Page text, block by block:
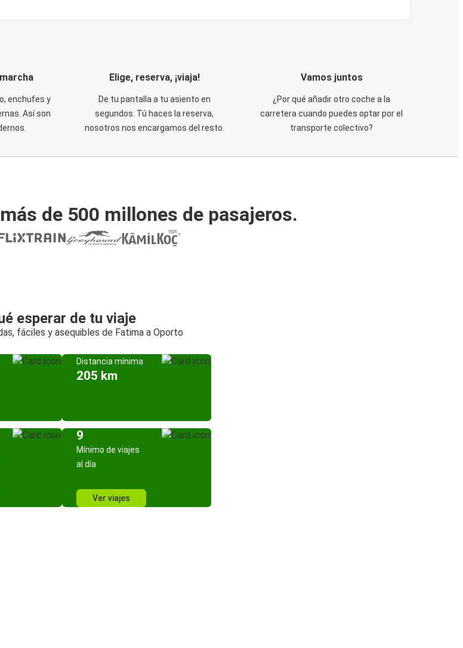
enchufes y
Así son
Elige, reserva, ¡viaja!
De tu pantalla a tu asiento en
segundos. Tú haces la reserva,
nosotros nos encargamos del resto.
Vamos juntos
¿Por qué añadir otro coche a la
carretera cuando puedes optar por el
transporte colectivo?
de 500 millones de pasajeros.
esperar de tu viaje
fáciles y asequibles de Fatima a Oporto
Distancia mínima
205 km
9
Mínimo de viajes
al día
Ver viajes